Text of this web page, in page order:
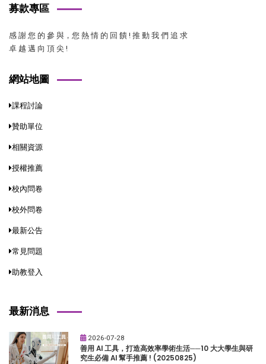
募款專區
感 謝 您 的 參 與，您 熱 情 的 回 饋 ! 推 動 我 們 追 求
卓 越 邁 向 頂 尖 !
網站地圖
課程討論
贊助單位
相關資源
授權推薦
校內問卷
校外問卷
最新公告
常見問題
助教登入
最新消息
2026-07-28
善用 AI 工具，打造高效率學術生活──10 大大學生與研
究生必備 AI 幫手推薦 ! (20250825)